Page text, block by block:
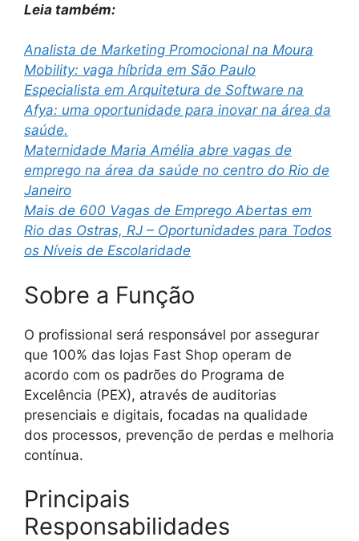
Leia também:
Analista de Marketing Promocional na Moura
Mobility: vaga híbrida em São Paulo
Especialista em Arquitetura de Software na
Afya: uma oportunidade para inovar na área da
saúde.
Maternidade Maria Amélia abre vagas de
emprego na área da saúde no centro do Rio de
Janeiro
Mais de 600 Vagas de Emprego Abertas em
Rio das Ostras, RJ – Oportunidades para Todos
os Níveis de Escolaridade
Sobre a Função
O profissional será responsável por assegurar
que 100% das lojas Fast Shop operam de
acordo com os padrões do Programa de
Excelência (PEX), através de auditorias
presenciais e digitais, focadas na qualidade
dos processos, prevenção de perdas e melhoria
contínua.
Principais
Responsabilidades